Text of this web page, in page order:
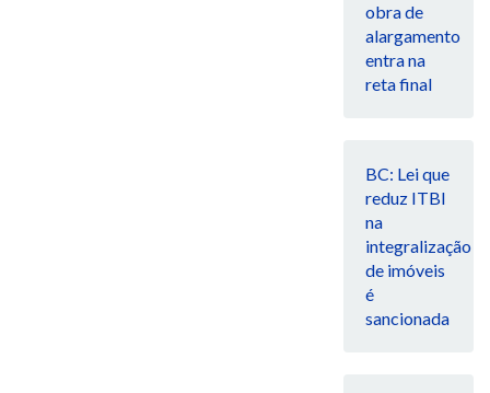
obra de
alargamento
entra na
reta final
BC: Lei que
reduz ITBI
na
integralização
de imóveis
é
sancionada